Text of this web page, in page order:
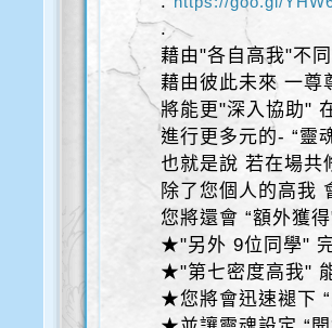
.
藉由"各自高我"不
藉由彼此未來 一尊
將能更"深入協助"
進行更多元的- “靈
也就是說 若在場共
除了您個人的高我
您將還會 “額外獲
★"另外 9位同學"
★"第七密度高我"
★您將會迅速褪下